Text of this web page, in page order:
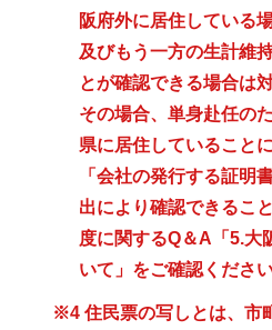
阪府外に居住している
及びもう一方の生計維
とが確認できる場合は
その場合、単身赴任の
県に居住していること
「会社の発行する証明
出により確認できるこ
度に関するQ＆A「5.大
いて」をご確認ください
※4 住民票の写しとは、市